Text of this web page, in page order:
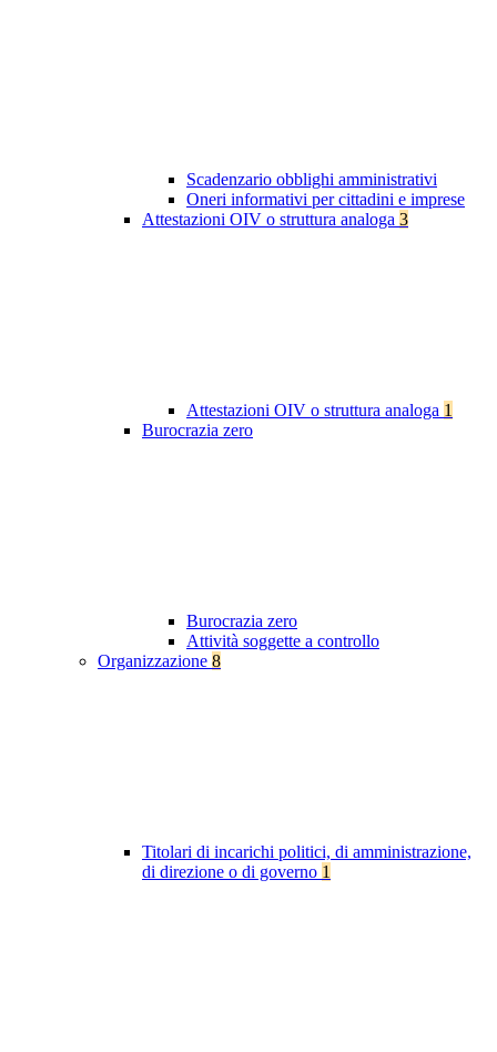
Scadenzario obblighi amministrativi
Oneri informativi per cittadini e imprese
Attestazioni OIV o struttura analoga 3
Attestazioni OIV o struttura analoga 1
Burocrazia zero
Burocrazia zero
Attività soggette a controllo
Organizzazione 8
Titolari di incarichi politici, di amministrazione,
di direzione o di governo 1